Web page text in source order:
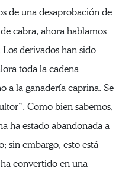
de una desaprobación de
cabra, ahora hablamos
derivados han sido
toda la cadena
a la ganadería caprina. Se
Como bien sabemos,
ha estado abandonada a
sin embargo, esto está
convertido en una